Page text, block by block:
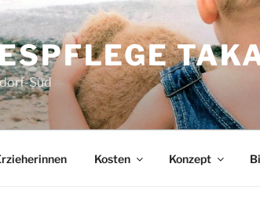
Süd
Kosten Konzept